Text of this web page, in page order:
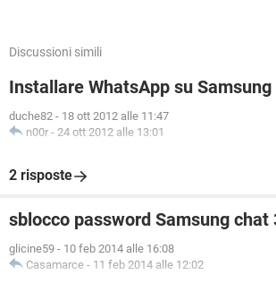
Discussioni simili
Installare WhatsApp su Samsung
duche82 - 18 ott 2012 alle 11:47
n00r - 24 ott 2012 alle 13:01
2 risposte
sblocco password Samsung chat
glicine59 - 10 feb 2014 alle 16:08
Casamarce - 11 feb 2014 alle 12:02